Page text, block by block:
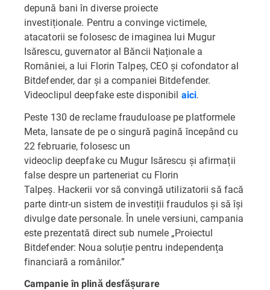
depună bani în diverse proiecte
investiționale. Pentru a convinge victimele,
atacatorii se folosesc de imaginea lui Mugur
Isărescu, guvernator al Băncii Naționale a
României, a lui Florin Talpeș, CEO și cofondator al
Bitdefender, dar și a companiei Bitdefender.
Videoclipul deepfake este disponibil aici.
Peste 130 de reclame frauduloase pe platformele
Meta, lansate de pe o singură pagină începând cu
22 februarie, folosesc un
videoclip deepfake cu Mugur Isărescu și afirmații
false despre un parteneriat cu Florin
Talpeș. Hackerii vor să convingă utilizatorii să facă
parte dintr-un sistem de investiții fraudulos și să își
divulge date personale. În unele versiuni, campania
este prezentată direct sub numele „Proiectul
Bitdefender: Noua soluție pentru independența
financiară a românilor.”
Campanie în plină desfășurare